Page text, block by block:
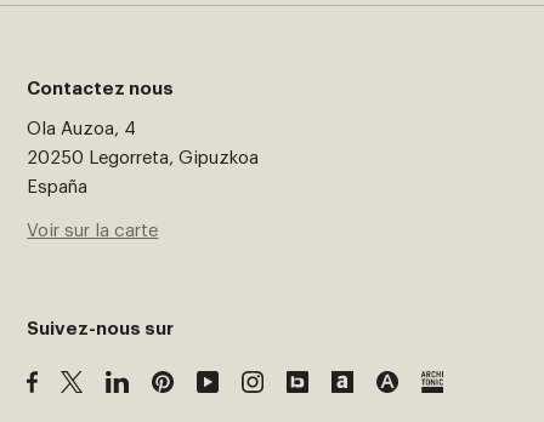
Contactez nous
Ola Auzoa, 4
20250 Legorreta, Gipuzkoa
España
Voir sur la carte
Suivez-nous sur